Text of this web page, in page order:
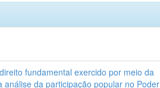
fundamental exercido por meio da
análise da participação popular no Poder